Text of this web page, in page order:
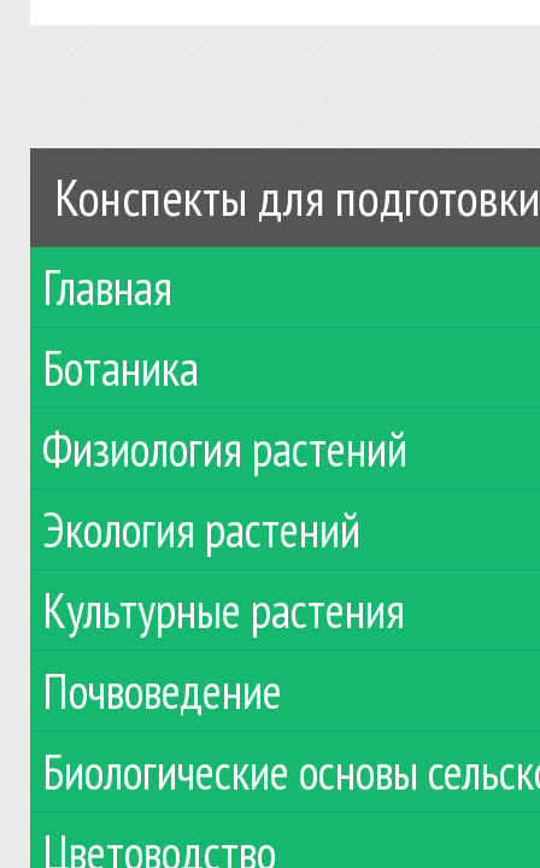
Конспекты для
Главная
Ботаника
Физиология растений
Экология растений
Культурные растения
Почвоведение
Биологические основы
Цветоводство